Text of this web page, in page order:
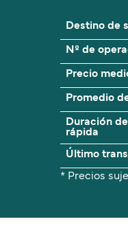
Destino de
Nº de
Precio
Promedio
Duración
rápida
Último
* Precios